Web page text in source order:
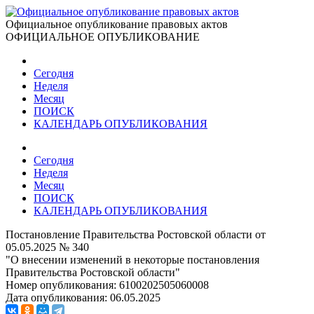
Официальное опубликование правовых актов
ОФИЦИАЛЬНОЕ ОПУБЛИКОВАНИЕ
Сегодня
Неделя
Месяц
ПОИСК
КАЛЕНДАРЬ ОПУБЛИКОВАНИЯ
Сегодня
Неделя
Месяц
ПОИСК
КАЛЕНДАРЬ ОПУБЛИКОВАНИЯ
Постановление Правительства Ростовской области от
05.05.2025 № 340
"О внесении изменений в некоторые постановления
Правительства Ростовской области"
Номер опубликования: 6100202505060008
Дата опубликования: 06.05.2025